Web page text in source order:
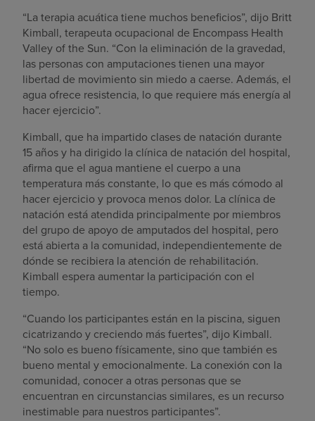
“La terapia acuática tiene muchos beneficios”, dijo Britt
Kimball, terapeuta ocupacional de Encompass Health
Valley of the Sun. “Con la eliminación de la gravedad,
las personas con amputaciones tienen una mayor
libertad de movimiento sin miedo a caerse. Además, el
agua ofrece resistencia, lo que requiere más energía al
hacer ejercicio”.
Kimball, que ha impartido clases de natación durante
15 años y ha dirigido la clínica de natación del hospital,
afirma que el agua mantiene el cuerpo a una
temperatura más constante, lo que es más cómodo al
hacer ejercicio y provoca menos dolor. La clínica de
natación está atendida principalmente por miembros
del grupo de apoyo de amputados del hospital, pero
está abierta a la comunidad, independientemente de
dónde se recibiera la atención de rehabilitación.
Kimball espera aumentar la participación con el
tiempo.
“Cuando los participantes están en la piscina, siguen
cicatrizando y creciendo más fuertes”, dijo Kimball.
“No solo es bueno físicamente, sino que también es
bueno mental y emocionalmente. La conexión con la
comunidad, conocer a otras personas que se
encuentran en circunstancias similares, es un recurso
inestimable para nuestros participantes”.